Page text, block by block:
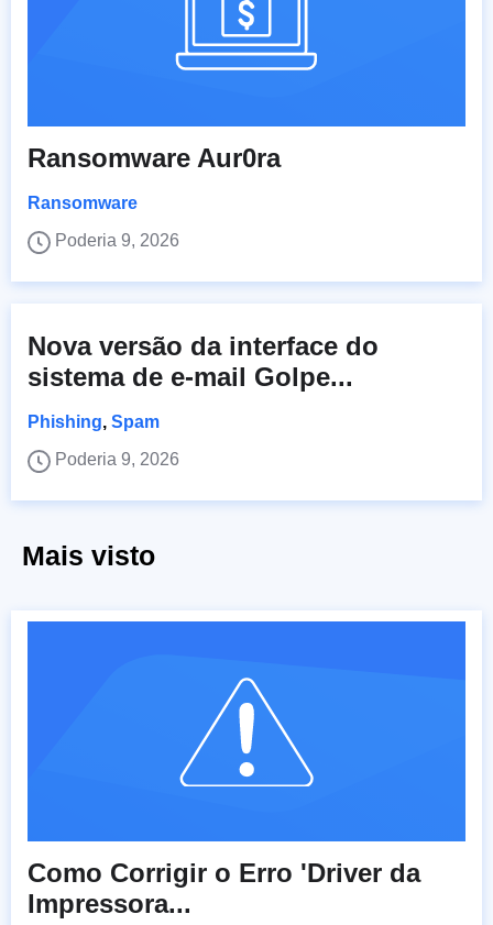
Ransomware Aur0ra
Ransomware
Poderia 9, 2026
Nova versão da interface do
sistema de e-mail Golpe...
Phishing, Spam
Poderia 9, 2026
Mais visto
Como Corrigir o Erro 'Driver da
Impressora...